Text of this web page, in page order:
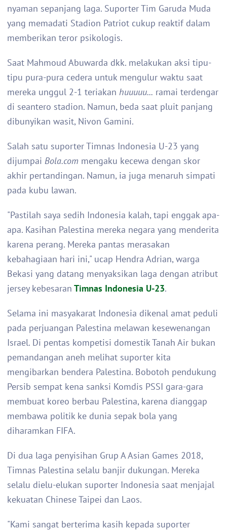
nyaman sepanjang laga. Suporter Tim Garuda Muda
yang memadati Stadion Patriot cukup reaktif dalam
memberikan teror psikologis.
Saat Mahmoud Abuwarda dkk. melakukan aksi tipu-
tipu pura-pura cedera untuk mengulur waktu saat
mereka unggul 2-1 teriakan huuuuu... ramai terdengar
di seantero stadion. Namun, beda saat pluit panjang
dibunyikan wasit, Nivon Gamini.
Salah satu suporter Timnas Indonesia U-23 yang
dijumpai Bola.com mengaku kecewa dengan skor
akhir pertandingan. Namun, ia juga menaruh simpati
pada kubu lawan.
"Pastilah saya sedih Indonesia kalah, tapi enggak apa-
apa. Kasihan Palestina mereka negara yang menderita
karena perang. Mereka pantas merasakan
kebahagiaan hari ini," ucap Hendra Adrian, warga
Bekasi yang datang menyaksikan laga dengan atribut
jersey kebesaran Timnas Indonesia U-23.
Selama ini masyakarat Indonesia dikenal amat peduli
pada perjuangan Palestina melawan kesewenangan
Israel. Di pentas kompetisi domestik Tanah Air bukan
pemandangan aneh melihat suporter kita
mengibarkan bendera Palestina. Bobotoh pendukung
Persib sempat kena sanksi Komdis PSSI gara-gara
membuat koreo berbau Palestina, karena dianggap
membawa politik ke dunia sepak bola yang
diharamkan FIFA.
Di dua laga penyisihan Grup A Asian Games 2018,
Timnas Palestina selalu banjir dukungan. Mereka
selalu dielu-elukan suporter Indonesia saat menjajal
kekuatan Chinese Taipei dan Laos.
"Kami sangat berterima kasih kepada suporter